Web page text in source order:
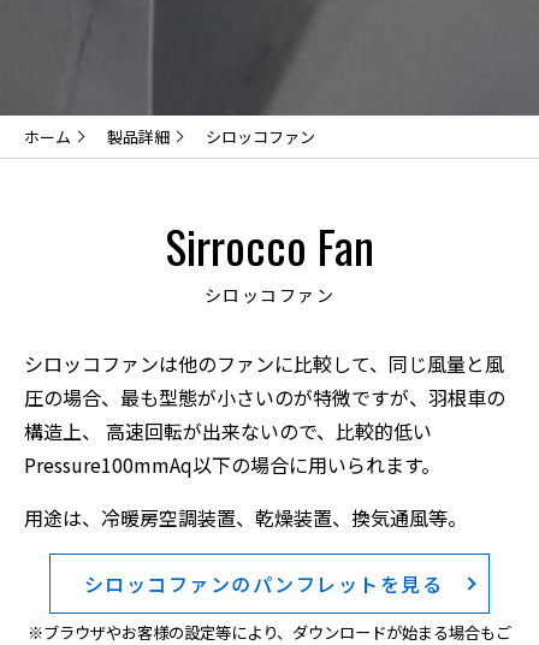
ホーム 製品詳細 シロッコファン
Sirrocco Fan
シロッコファン
シロッコファンは他のファンに比較して、同じ風量と風
圧の場合、最も型態が小さいのが特微ですが、羽根車の
構造上、
高速回転が出来ないので、比較的低い
Pressure100mmAq以下の場合に用いられます。
用途は、冷暖房空調装置、乾燥装置、換気通風等。
シロッコファンのパンフレットを見る
※ブラウザやお客様の設定等により、ダウンロードが始まる場合もご